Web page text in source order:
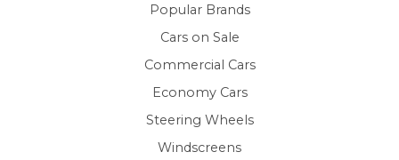
Popular Brands
Cars on Sale
Commercial Cars
Economy Cars
Steering Wheels
Windscreens